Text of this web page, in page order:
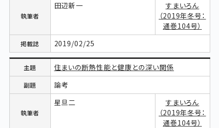
田辺新一
すまいろん
（2019年冬号：
通巻104号）
2019/02/25
住まいの断熱性能と健康との深い関係
論考
星旦二
すまいろん
（2019年冬号：
通巻104号）